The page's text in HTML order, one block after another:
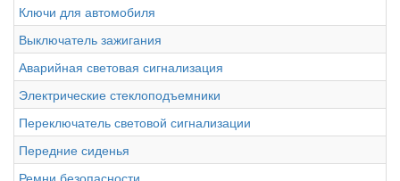
Ключи для автомобиля
Выключатель зажигания
Аварийная световая сигнализация
Электрические стеклоподъемники
Переключатель световой сигнализации
Передние сиденья
Ремни безопасности